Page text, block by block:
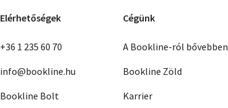
Elérhetőségek
+36 1 235 60 70
info@bookline.hu
Bookline Bolt
Cégünk
A Bookline-ról bővebben
Bookline Zöld
Karrier